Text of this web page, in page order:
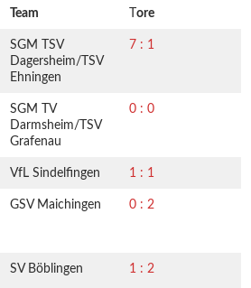
Team ore
SGM TSV
Dagersheim/TSV
Ehningen
7 : 1
SGM TV
Darmsheim/TSV
Grafenau
0 : 0
VfL Sindelfingen 1 : 1
GSV Maichingen 0 : 2
SV Böblingen 1 : 2